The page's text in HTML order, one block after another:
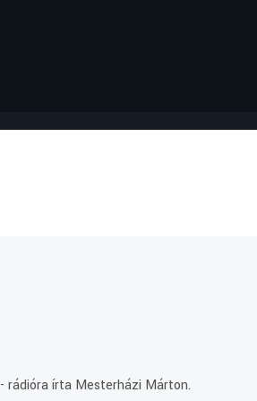
rádióra írta Mesterházi Márton.